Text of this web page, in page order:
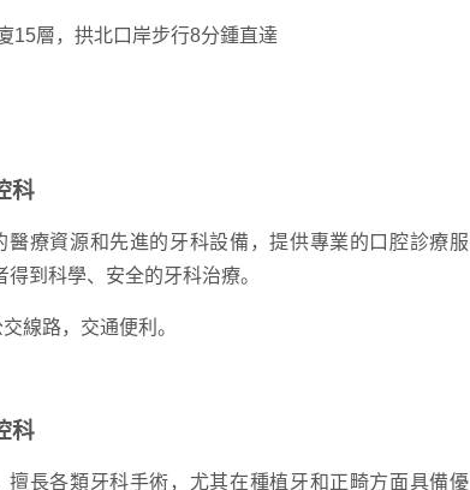
層，拱北口岸步行8分鍾直達
科
療資源和先進的牙科設備，提供專業的口腔診療服
到科學、安全的牙科治療。
線路，交通便利。
科
長各類牙科手術，尤其在種植牙和正畸方面具備優